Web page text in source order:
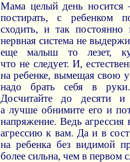
Мама целый день носится
постирать, с ребенком
сходить, и так
нервная система не
еще малыш то лезет,
что не следует. И,
на ребенке, вымещая свою
надо брать себя в
Досчитайте до десяти и
а лучше обнимите его и
напряжение. Ведь агрессия
агрессию к вам. Да и в
на ребенка без видимой
более сильна, чем в первом